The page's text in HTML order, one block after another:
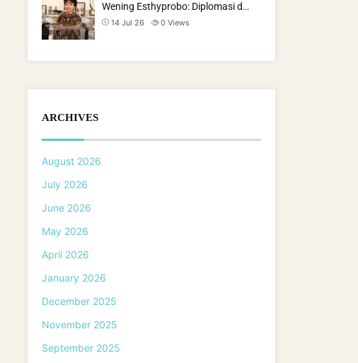
Wening Esthyprobo: Diplomasi d…
14 Jul 26 0 Views
ARCHIVES
August 2026
July 2026
June 2026
May 2026
April 2026
January 2026
December 2025
November 2025
September 2025